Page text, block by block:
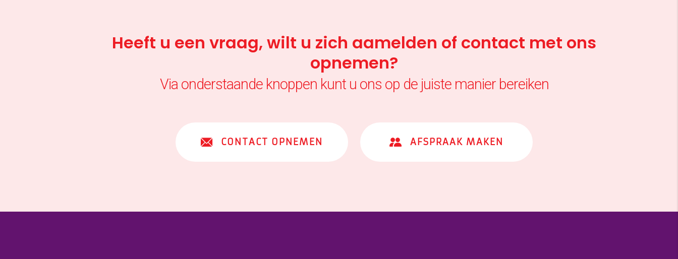
Heeft u een vraag, wilt u zich aamelden of contact met ons
opnemen?
Via onderstaande knoppen kunt u ons op de juiste manier bereiken
CONTACT OPNEMEN AFSPRAAK MAKEN